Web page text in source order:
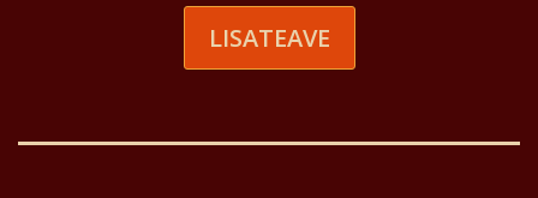
LISATEAVE